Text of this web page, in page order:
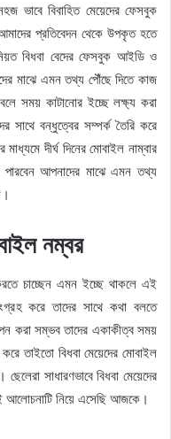
ভাবে বিবাহিত মেয়েদের ফেসবুক
প্রতিবেদন থেকে উপকৃত হতে
বিধবা বেদের ফেসবুক আইডি ও
মাঝে এমন তথ্য পৌঁছে দিতে কাজ
সময় কাটানোর ইচ্ছে লক্ষ্য করা
সাথে বন্ধুত্বের সম্পর্ক তৈরি করে
দীর্ঘ দিনের মোবাইল নাম্বার
আপনাদের মাঝে এমন তথ্য
নম্বর
চাচ্ছেন এমন ইচ্ছে থাকলে এই
করে তাদের সাথে কথা বলতে
করা সম্ভব তাদের একাকীত্ব সময়
তাইতো বিধবা মেয়েদের মোবাইল
সাধারণভাবে বিধবা মেয়েদের
আলোচনাটি নিয়ে এসেছি আজকে।